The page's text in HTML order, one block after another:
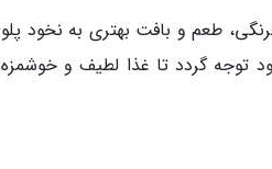
طعم و بافت بهتری به نخود پلو
توجه گردد تا غذا لطیف و خوشمزه